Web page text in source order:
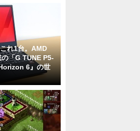
れ1台。AMD
「G TUNE P5-
6』の世